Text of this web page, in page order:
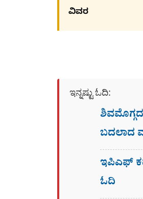
ವಿವರ
ಇನ್ನಷ್ಟು ಓದಿ:
ಬದಲಾದ
ಇಪಿಎಫ್
ಓದಿ